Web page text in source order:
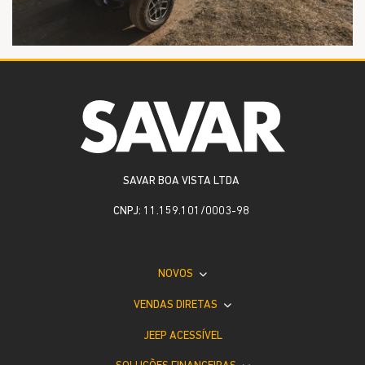
SAVAR BOA VISTA LTDA
CNPJ: 11.159.101/0003-98
NOVOS
VENDAS DIRETAS
JEEP ACESSÍVEL